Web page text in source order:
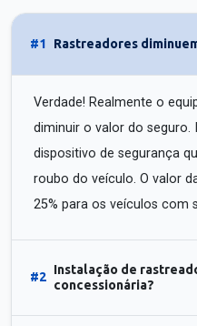
#1 Rastreadores
Verdade! Realmente o
diminuir o valor do seguro.
dispositivo de segurança
roubo do veículo. O valor
25% para os veículos com
#2
Instalação de
concessionária?